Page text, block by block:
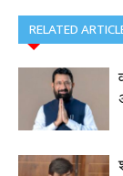
RELATED